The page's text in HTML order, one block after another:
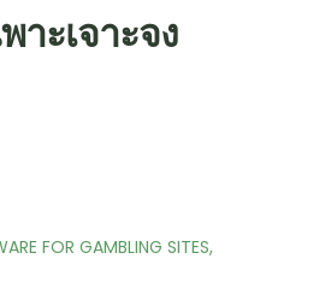
ะเจาะจง
FOR GAMBLING SITES,